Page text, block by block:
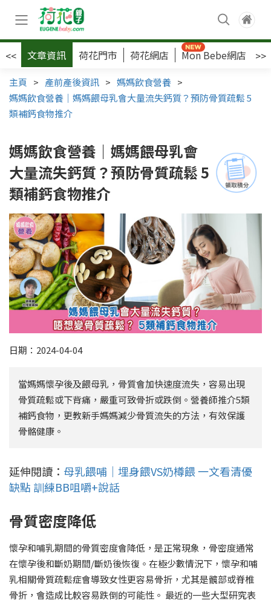
<< 文章資訊 荷花門市 荷花網店 Mon Bebe網店 >>
主頁 > 產前產後資訊 > 媽媽飲食營養 >
媽媽飲食營養｜媽媽餵母乳會大量流失鈣質？預防骨質疏鬆 5
類補鈣食物推介
媽媽飲食營養｜媽媽餵母乳會
大量流失鈣質？預防骨質疏鬆 5
類補鈣食物推介
日期：2024-04-04
當媽媽懷孕後及餵母乳，骨質會加快速度流失，容易出現
骨質疏鬆或下背痛，嚴重可致骨折或跌倒。營養師推介5類
補鈣食物，更教新手媽媽減少骨質流失的方法，有效保護
骨骼健康。
延伸閱讀： 母乳餵哺｜埋身餵VS奶樽餵 一文看清優
缺點 訓練BB咀嚼+說話
骨質密度降低
懷孕和哺乳期間的骨質密度會降低，是正常現象，骨密度通常
在懷孕後和斷奶期間/斷奶後恢復。在極少數情況下，懷孕和哺
乳相關骨質疏鬆症會導致女性更容易骨折，尤其是髖部或脊椎
骨折，會造成比較容易跌倒的可能性。 最近的一些大型研究表